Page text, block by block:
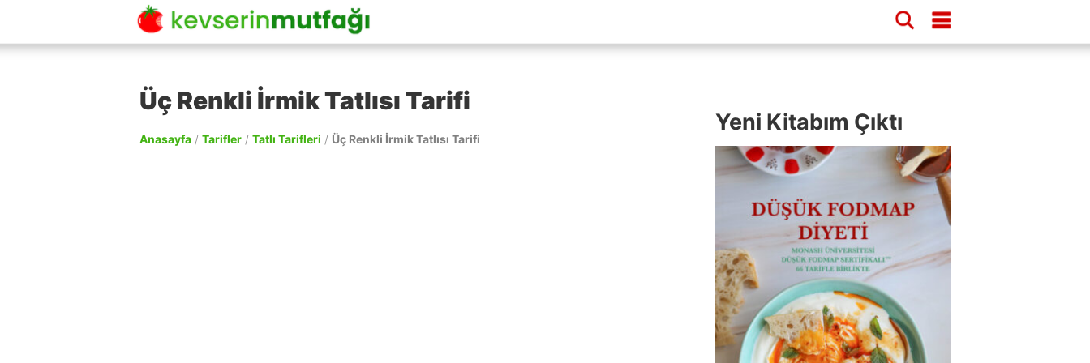
Üç Renkli İrmik Tatlısı Tarifi
Anasayfa / Tarifler / Tatlı Tarifleri / Üç Renkli İrmik Tatlısı Tarifi
Yeni Kitabım Çıktı